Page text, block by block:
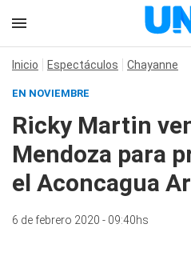
Inicio Espectáculos Chayanne
EN NOVIEMBRE
Ricky Martin
Mendoza para
el Aconcagua
6 de febrero 2020 - 09:40hs